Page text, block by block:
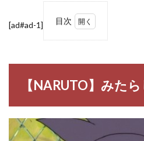
[ad#ad-1] 目次
1.1
らし
アン
【NARUTO】みた